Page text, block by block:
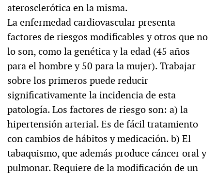
aterosclerótica en la misma.
La enfermedad cardiovascular presenta
factores de riesgos modificables y otros que no
lo son, como la genética y la edad (45 años
para el hombre y 50 para la mujer). Trabajar
sobre los primeros puede reducir
significativamente la incidencia de esta
patología. Los factores de riesgo son: a) la
hipertensión arterial. Es de fácil tratamiento
con cambios de hábitos y medicación. b) El
tabaquismo, que además produce cáncer oral y
pulmonar. Requiere de la modificación de un